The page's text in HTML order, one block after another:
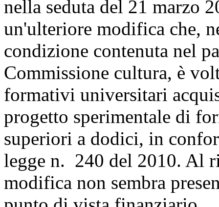
nella seduta del 21 marzo
un'ulteriore modifica che,
condizione contenuta nel
Commissione cultura, è
formativi universitari
progetto sperimentale di
superiori a dodici, in
legge n. 240 del 2010. Al
modifica non sembra